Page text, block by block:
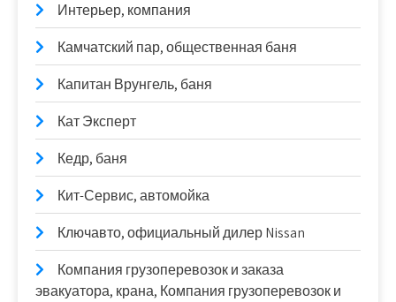
Интерьер, компания
Камчатский пар, общественная баня
Капитан Врунгель, баня
Кат Эксперт
Кедр, баня
Кит-Сервис, автомойка
Ключавто, официальный дилер Nissan
Компания грузоперевозок и заказа
эвакуатора, крана, Компания грузоперевозок и